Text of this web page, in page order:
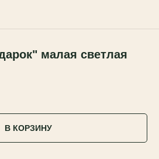
малая светлая
В КОРЗИНУ